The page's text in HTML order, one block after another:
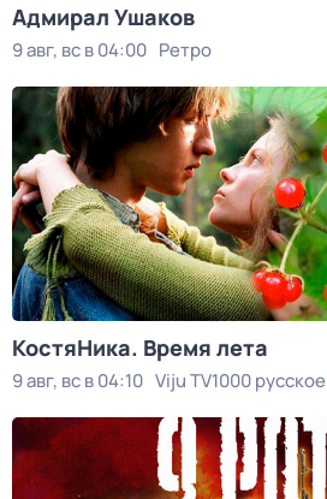
Адмирал Ушаков
9 авг, вс в 04:00 Ретро
КостяНика. Время лета
9 авг, вс в 04:10 Viju TV1000 русское